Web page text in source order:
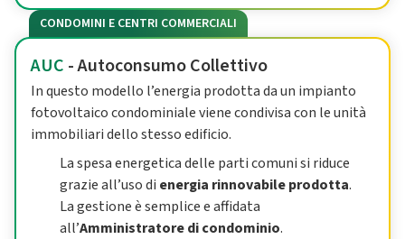
CONDOMINI E CENTRI COMMERCIALI
AUC - Autoconsumo Collettivo
In questo modello l’energia prodotta da un impianto
fotovoltaico condominiale viene condivisa con le unità
immobiliari dello stesso edificio.
La spesa energetica delle parti comuni si riduce
grazie all’uso di energia rinnovabile prodotta.
La gestione è semplice e affidata
all’Amministratore di condominio.